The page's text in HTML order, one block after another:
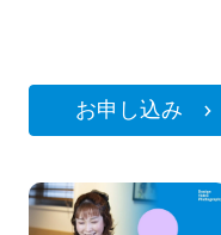
お申し込み